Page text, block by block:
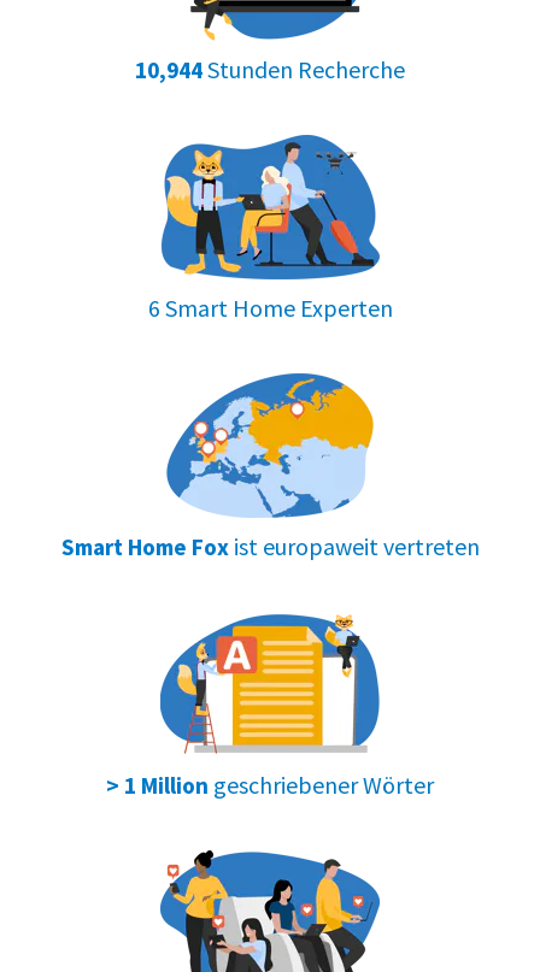
10,944Stunden Recherche
6 Smart Home Experten
Smart Home Foxist europaweit vertreten
> 1 Million geschriebener Wörter